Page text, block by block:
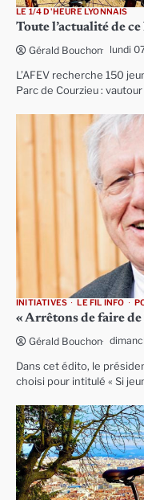
LE 1/4 D'HEURE LYONNAIS
Toute l’actualité de
Gérald Bouchon lundi
L’AFEV recherche 150
Parc de Courzieu :
INITIATIVES LE FIL INFO
« Arrêtons de faire de
Gérald Bouchon
Dans cet édito, le
choisi pour intitulé « Si